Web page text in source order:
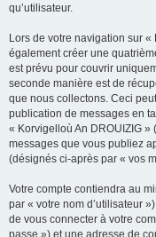
qu’utilisateur.
Lors de votre navigation sur
également créer une
est prévu pour couvrir
seconde manière est de
que nous collectons. Ceci
publication de messages en
« Korvigelloù An DROUIZIG
messages que vous publiez
(désignés ci-après par « vos
Votre compte contiendra au
par « votre nom d’utilisateur
de vous connecter à votre
passe ») et une adresse de